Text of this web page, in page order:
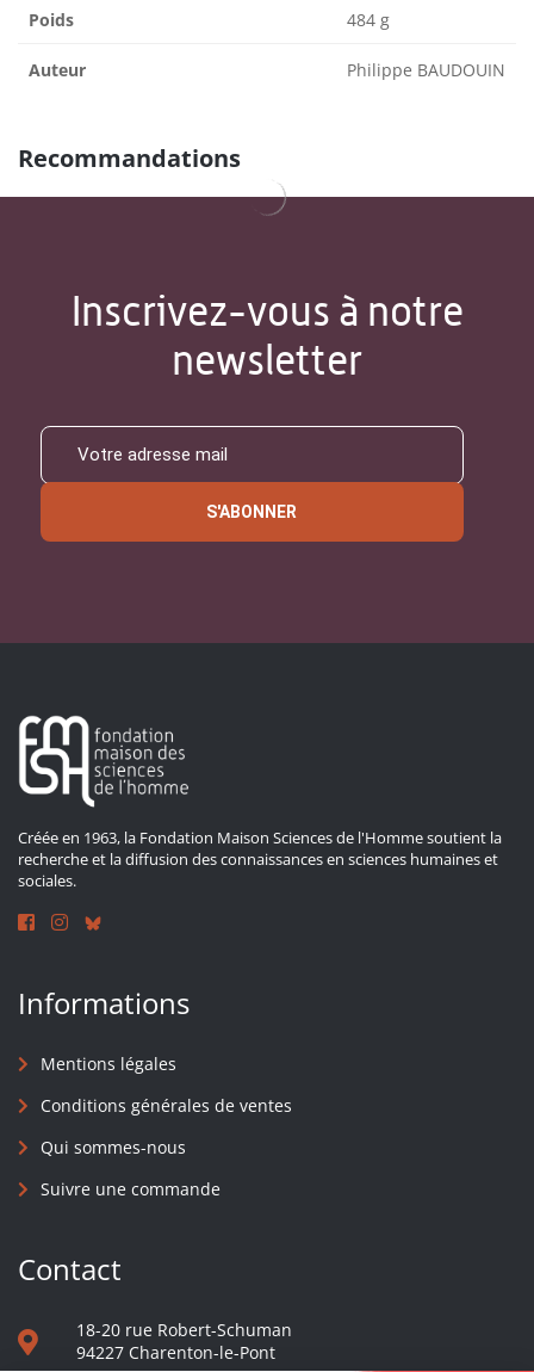
Poids 484 g
Auteur Philippe BAUDOUIN
Recommandations
Inscrivez-vous à notre
newsletter
S'ABONNER
Créée en 1963, la Fondation Maison Sciences de l'Homme soutient la
recherche et la diffusion des connaissances en sciences humaines et
sociales.
Informations
Mentions légales
Conditions générales de ventes
Qui sommes-nous
Suivre une commande
Contact
18-20 rue Robert-Schuman
94227 Charenton-le-Pont